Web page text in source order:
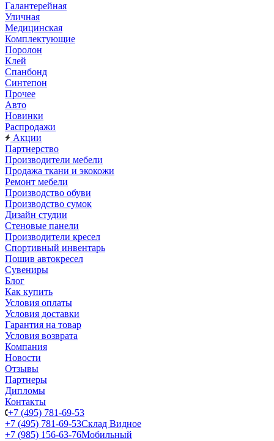
Галантерейная
Уличная
Медицинская
Комплектующие
Поролон
Клей
Спанбонд
Синтепон
Прочее
Авто
Новинки
Распродажи
Акции
Партнерство
Производители мебели
Продажа ткани и экокожи
Ремонт мебели
Производство обуви
Производство сумок
Дизайн студии
Стеновые панели
Производители кресел
Спортивный инвентарь
Пошив автокресел
Сувениры
Блог
Как купить
Условия оплаты
Условия доставки
Гарантия на товар
Условия возврата
Компания
Новости
Отзывы
Партнеры
Дипломы
Контакты
+7 (495) 781-69-53
+7 (495) 781-69-53Склад Видное
+7 (985) 156-63-76Мобильный